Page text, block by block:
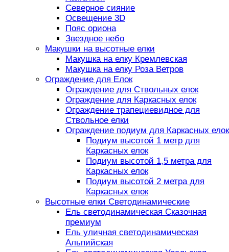
Северное сияние
Освещение 3D
Пояс ориона
Звездное небо
Макушки на высотные елки
Макушка на елку Кремлевская
Макушка на елку Роза Ветров
Ограждение для Елок
Ограждение для Ствольных елок
Ограждение для Каркасных елок
Ограждение трапециевидное для
Ствольное елки
Ограждение подиум для Каркасных елок
Подиум высотой 1 метр для
Каркасных елок
Подиум высотой 1,5 метра для
Каркасных елок
Подиум высотой 2 метра для
Каркасных елок
Высотные елки Светодинамические
Ель светодинамическая Сказочная
премиум
Ель уличная светодинамическая
Альпийская